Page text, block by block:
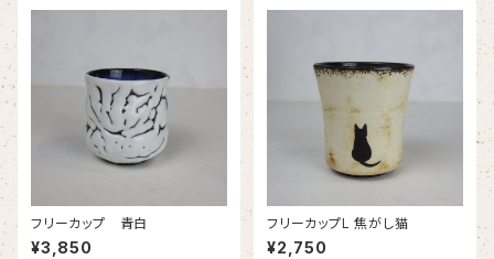
フリーカップ 青白
¥3,850
フリーカップL 焦がし猫
¥2,750